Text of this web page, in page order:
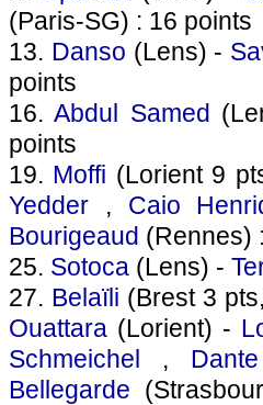
(Paris-SG) : 16 points
13. Danso (Lens) -
points
16.Abdul Samed
points
19. Moffi (Lorient 9
Yedder , Caio
Bourigeaud (Rennes)
25. Sotoca (Lens) -
27. Belaïli (Brest 3
Ouattara (Lorient) -
Schmeichel , Dante
Bellegarde